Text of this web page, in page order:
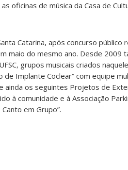
oficinas de música da Casa de
Catarina, após concurso público
maio do mesmo ano. Desde 2009
grupos musicais criados
Implante Coclear” com equipe
ainda os seguintes Projetos de
à comunidade e à Associação
em Grupo”.